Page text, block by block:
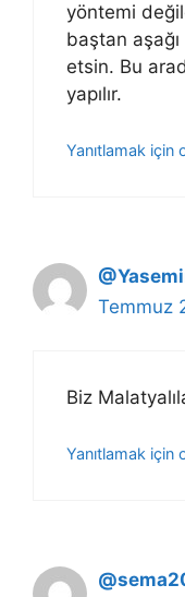
yöntemi
baştan aşağı
etsin. Bu
yapılır.
Yanıtlamak için
Temmuz
Biz
Yanıtlamak için